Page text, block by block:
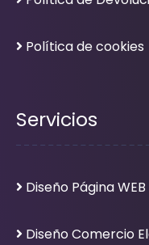
Política de cookies
Servicios
Diseño Página WEB
Diseño Comercio